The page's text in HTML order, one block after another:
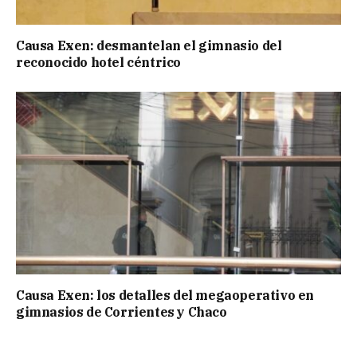
Causa Exen: desmantelan el gimnasio del
reconocido hotel céntrico
Causa Exen: los detalles del megaoperativo en
gimnasios de Corrientes y Chaco